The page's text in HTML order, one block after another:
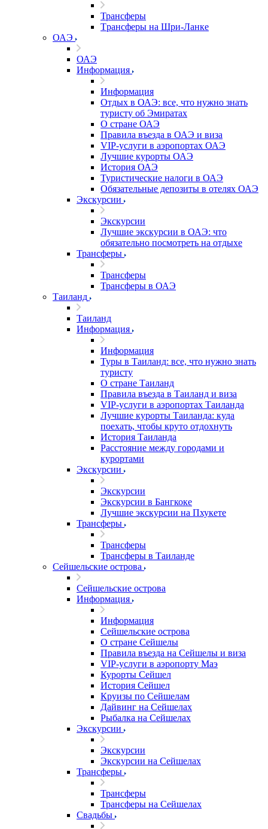
Трансферы
Tрансферы на Шри-Ланке
ОАЭ
ОАЭ
Информация
Информация
Отдых в ОАЭ: все, что нужно знать
туристу об Эмиратах
О стране ОАЭ
Правила въезда в ОАЭ и виза
VIP-услуги в аэропортах ОАЭ
Лучшие курорты ОАЭ
История ОАЭ
Туристические налоги в ОАЭ
Обязательные депозиты в отелях ОАЭ
Экскурсии
Экскурсии
Лучшие экскурсии в ОАЭ: что
обязательно посмотреть на отдыхе
Трансферы
Трансферы
Трансферы в ОАЭ
Таиланд
Таиланд
Информация
Информация
Туры в Таиланд: все, что нужно знать
туристу
О стране Таиланд
Правила въезда в Таиланд и виза
VIP-услуги в аэропортах Таиланда
Лучшие курорты Таиланда: куда
поехать, чтобы круто отдохнуть
История Таиланда
Расстояние между городами и
курортами
Экскурсии
Экскурсии
Экскурсии в Бангкоке
Лучшие экскурсии на Пхукете
Трансферы
Трансферы
Трансферы в Таиланде
Сейшельские острова
Сейшельские острова
Информация
Информация
Сейшельские острова
О стране Сейшелы
Правила въезда на Сейшелы и виза
VIP-услуги в аэропорту Маэ
Курорты Сейшел
История Сейшел
Круизы по Сейшелам
Дайвинг на Сейшелах
Рыбалка на Сейшелах
Экскурсии
Экскурсии
Экскурсии на Сейшелах
Трансферы
Трансферы
Трансферы на Сейшелах
Свадьбы